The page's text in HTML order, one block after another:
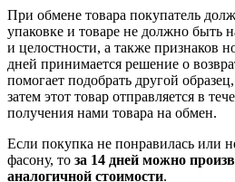
При обмене товара покупатель
упаковке и товаре не должно быть
и целостности, а также признаков
дней принимается решение о
помогает подобрать другой
затем этот товар отправляется в
получения нами товара на обмен.
Если покупка не понравилась или
фасону, то за 14 дней можно
аналогичной стоимости.